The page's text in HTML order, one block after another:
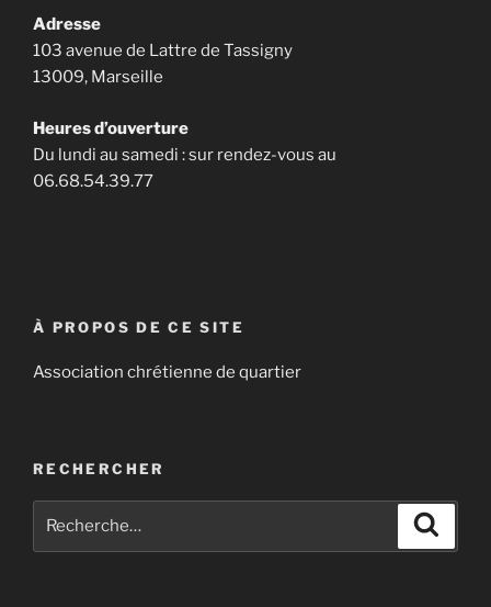
Adresse
103 avenue de Lattre de Tassigny
13009, Marseille
Heures d’ouverture
Du lundi au samedi : sur rendez-vous au
06.68.54.39.77
À PROPOS DE CE SITE
Association chrétienne de quartier
RECHERCHER